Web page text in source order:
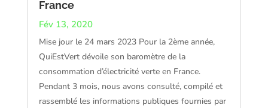
France
Fév 13, 2020
Mise jour le 24 mars 2023 Pour la 2ème année,
QuiEstVert dévoile son baromètre de la
consommation d’électricité verte en France.
Pendant 3 mois, nous avons consulté, compilé et
rassemblé les informations publiques fournies par